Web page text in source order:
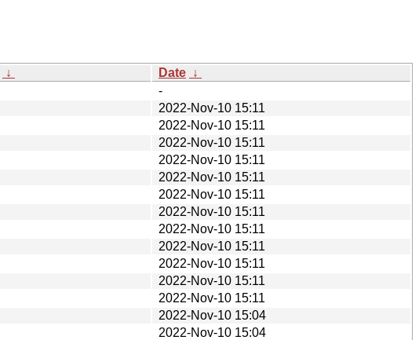
↓ Date ↓
-
2022-Nov-10 15:11
2022-Nov-10 15:11
2022-Nov-10 15:11
2022-Nov-10 15:11
2022-Nov-10 15:11
2022-Nov-10 15:11
2022-Nov-10 15:11
2022-Nov-10 15:11
2022-Nov-10 15:11
2022-Nov-10 15:11
2022-Nov-10 15:11
2022-Nov-10 15:11
2022-Nov-10 15:04
2022-Nov-10 15:04